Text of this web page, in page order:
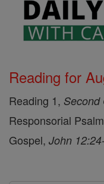
Reading for
Reading 1, Second
Responsorial
Gospel, John